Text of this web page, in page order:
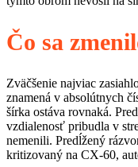
Čo sa
Zväčšenie najviac
znamená v absolútnych
šírka ostáva rovnaká.
vzdialenosť pribudla v
nemenili. Predĺžený
kritizovaný na CX-60,